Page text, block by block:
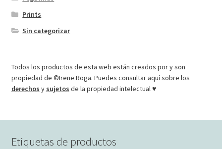
Prints
Sin categorizar
Todos los productos de esta web están creados por y son
propiedad de ©Irene Roga. Puedes consultar aquí sobre los
derechos y sujetos de la propiedad intelectual ♥
Etiquetas de productos